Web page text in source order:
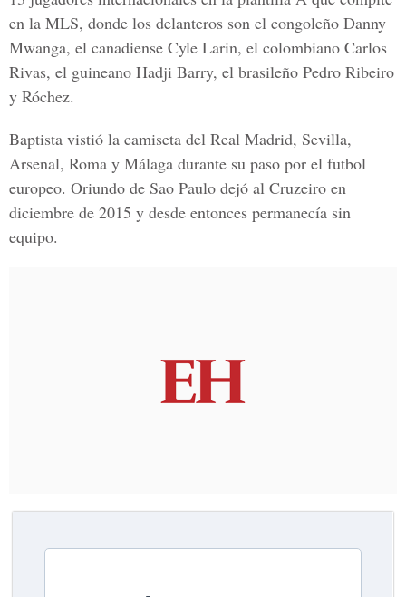
en la MLS, donde los delanteros son el congoleño Danny
Mwanga, el canadiense Cyle Larin, el colombiano Carlos
Rivas, el guineano Hadji Barry, el brasileño Pedro Ribeiro
y Róchez.
Baptista vistió la camiseta del Real Madrid, Sevilla,
Arsenal, Roma y Málaga durante su paso por el futbol
europeo. Oriundo de Sao Paulo dejó al Cruzeiro en
diciembre de 2015 y desde entonces permanecía sin
equipo.